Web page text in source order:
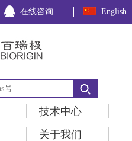
在线咨询 English
技术中心
关于我们